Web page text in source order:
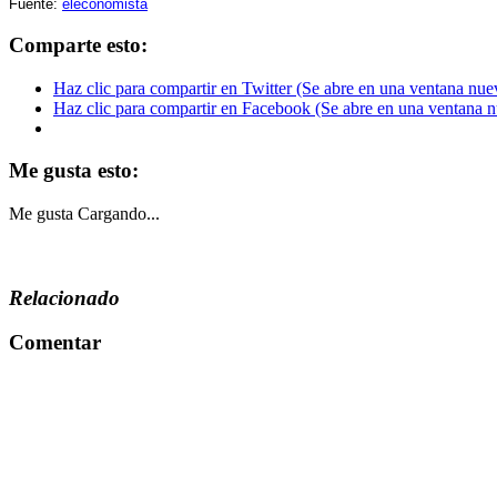
Fuente: eleconomista
Comparte esto:
Haz clic para compartir en Twitter (Se abre en una ventana
Haz clic para compartir en Facebook (Se abre en una ventana
Me gusta esto:
Me gusta Cargando...
Relacionado
Comentar